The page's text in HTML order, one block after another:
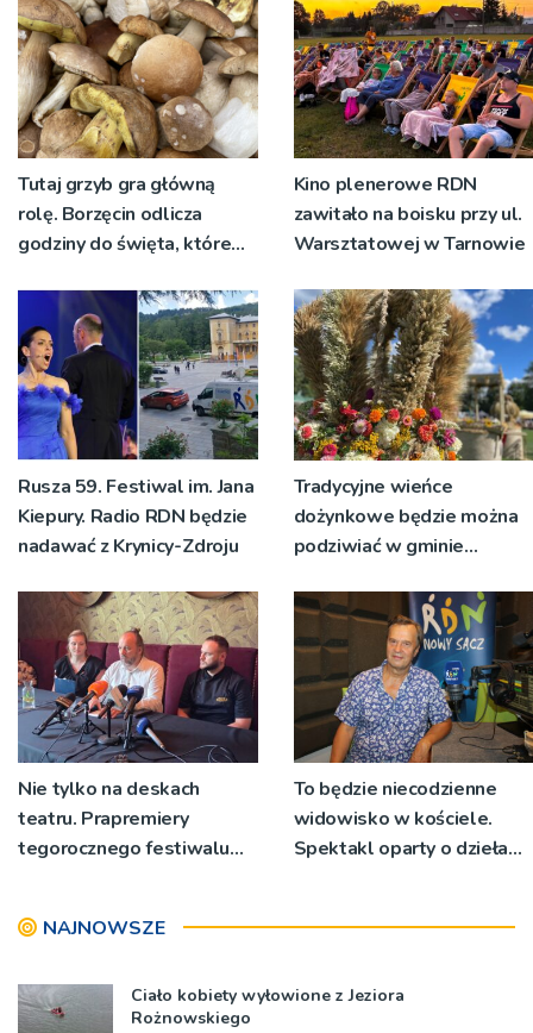
Tutaj grzyb gra główną
rolę. Borzęcin odlicza
godziny do święta, które
pokoleń
Kino plenerowe RDN
zawitało na boisku przy ul.
Warsztatowej w Tarnowie
Rusza 59. Festiwal im. Jana
Kiepury. Radio RDN będzie
nadawać z Krynicy-Zdroju
Tradycyjne wieńce
dożynkowe będzie można
podziwiać w gminie
Nie tylko na deskach
teatru. Prapremiery
tegorocznego festiwalu
okolicznościach
To będzie niecodzienne
widowisko w kościele.
Spektakl oparty o dzieła
NAJNOWSZE
Ciało kobiety wyłowione z Jeziora
Rożnowskiego